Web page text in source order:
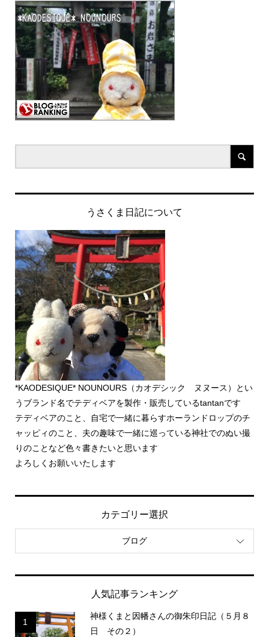
うさくま日記について
*KAODESIQUE* NOUNOURS（カオデシック ヌヌース）とい
うブランド名でテディベアを製作・販売しているtantanです
テディベアのこと、自宅で一緒に暮らすホーランドロップのチ
ャッピィのこと、夫の趣味で一緒に巡っている神社でのぬい撮
りのことなど色々書きたいと思います
よろしくお願いいたします
カテゴリー選択
ブログ
人気記事ランキング
1
神様くまと因幡さんの御朱印日記（５月８
日 その２）